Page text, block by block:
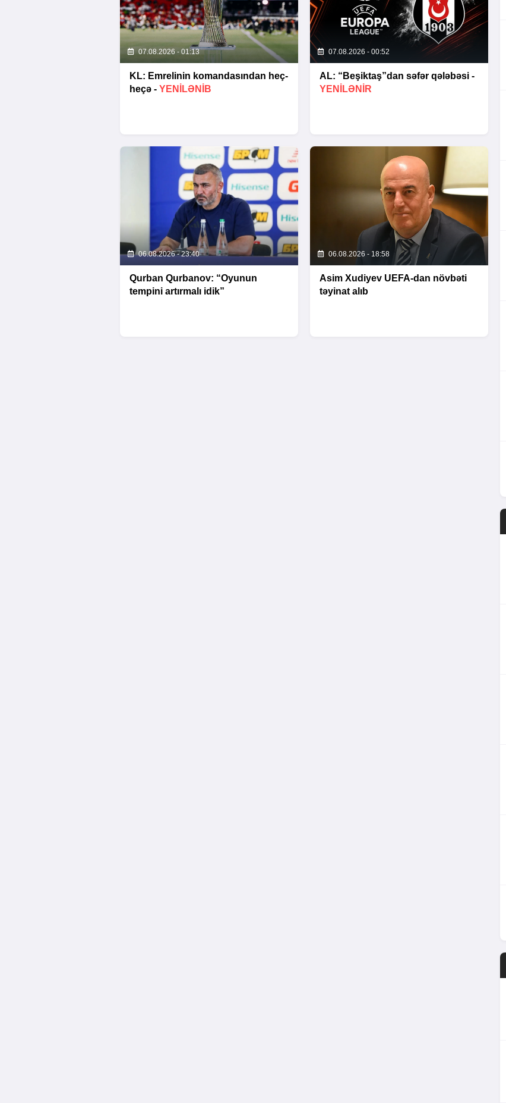
07.08.2026 - 01:13
KL: Emrelinin komandasından heç-
heçə - YENİLƏNİB
07.08.2026 - 00:52
AL: “Beşiktaş”dan səfər qələbəsi -
YENİLƏNİR
06.08.2026 - 23:40
Qurban Qurbanov: “Oyunun
tempini artırmalı idik”
06.08.2026 - 18:58
Asim Xudiyev UEFA-dan növbəti
təyinat alıb